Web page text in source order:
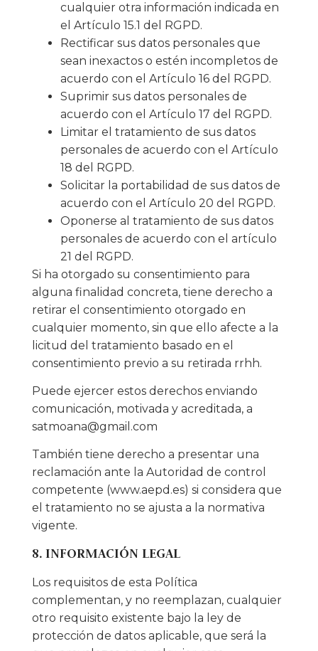
cualquier otra información indicada en
el Artículo 15.1 del RGPD.
Rectificar sus datos personales que
sean inexactos o estén incompletos de
acuerdo con el Artículo 16 del RGPD.
Suprimir sus datos personales de
acuerdo con el Artículo 17 del RGPD.
Limitar el tratamiento de sus datos
personales de acuerdo con el Artículo
18 del RGPD.
Solicitar la portabilidad de sus datos de
acuerdo con el Artículo 20 del RGPD.
Oponerse al tratamiento de sus datos
personales de acuerdo con el artículo
21 del RGPD.
Si ha otorgado su consentimiento para
alguna finalidad concreta, tiene derecho a
retirar el consentimiento otorgado en
cualquier momento, sin que ello afecte a la
licitud del tratamiento basado en el
consentimiento previo a su retirada rrhh.
Puede ejercer estos derechos enviando
comunicación, motivada y acreditada, a
satmoana@gmail.com
También tiene derecho a presentar una
reclamación ante la Autoridad de control
competente (www.aepd.es) si considera que
el tratamiento no se ajusta a la normativa
vigente.
8. INFORMACIÓN LEGAL
Los requisitos de esta Política
complementan, y no reemplazan, cualquier
otro requisito existente bajo la ley de
protección de datos aplicable, que será la